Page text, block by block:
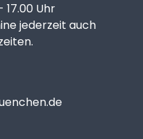
Uhr
jederzeit auch